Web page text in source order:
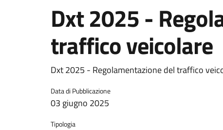
Dxt 2025 -
traffico veicolare
Dxt 2025 - Regolamentazione del traffico
Data di Pubblicazione
03 giugno 2025
Tipologia